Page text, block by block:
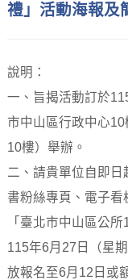
禮」活動海報及
說明：
一、旨揭活動訂於
市中山區行政中心
10樓）舉辦。
二、請貴單位自即
書粉絲專頁、電子看
「臺北市中山區公
115年6月27日（星
放報名至6月12日或